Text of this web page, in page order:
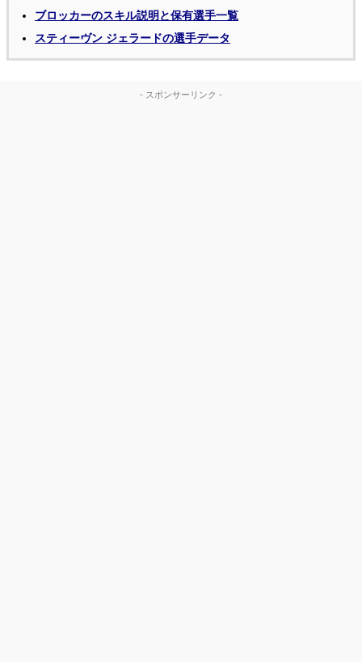
ブロッカーのスキル説明と保有選手一覧
スティーヴン ジェラードの選手データ
- スポンサーリンク -